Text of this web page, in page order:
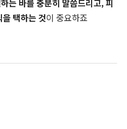
는 바를 충분히 말씀드리고, 피
택하는 것이 중요하죠